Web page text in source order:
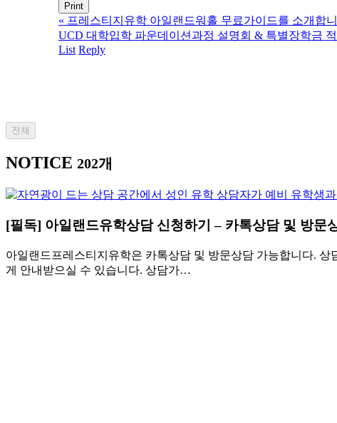
Print
« 프레스티지유학 아일랜드워홀 무료가이드를 소개합
UCD 대학입학 파운데이션과정 설명회 & 특별장학금
List Reply
전체
NOTICE 202개
[필독] 아일랜드유학상담 신청하기 – 카톡상담 및 방문
아일랜드프레스티지유학은 카톡상담 및 방문상담 가능합니다.
게 안내받으실 수 있습니다. 상담가…